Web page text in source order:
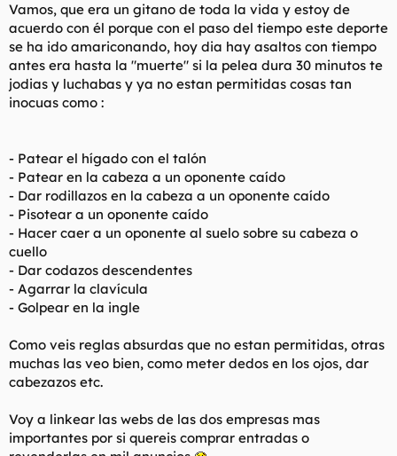
Vamos, que era un gitano de toda la vida y estoy de
acuerdo con él porque con el paso del tiempo este deporte
se ha ido amariconando, hoy dia hay asaltos con tiempo
antes era hasta la "muerte" si la pelea dura 30 minutos te
jodias y luchabas y ya no estan permitidas cosas tan
inocuas como :
- Patear el hígado con el talón
- Patear en la cabeza a un oponente caído
- Dar rodillazos en la cabeza a un oponente caído
- Pisotear a un oponente caído
- Hacer caer a un oponente al suelo sobre su cabeza o
cuello
- Dar codazos descendentes
- Agarrar la clavícula
- Golpear en la ingle
Como veis reglas absurdas que no estan permitidas, otras
muchas las veo bien, como meter dedos en los ojos, dar
cabezazos etc.
Voy a linkear las webs de las dos empresas mas
importantes por si quereis comprar entradas o